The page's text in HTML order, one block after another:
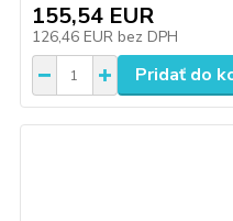
155,54 EUR
126,46 EUR bez DPH
Pridať do